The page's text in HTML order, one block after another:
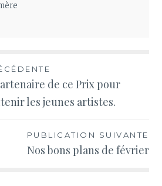
de ce Prix pour
les jeunes artistes.
PUBLICATION SUIVANTE
Nos bons plans de février